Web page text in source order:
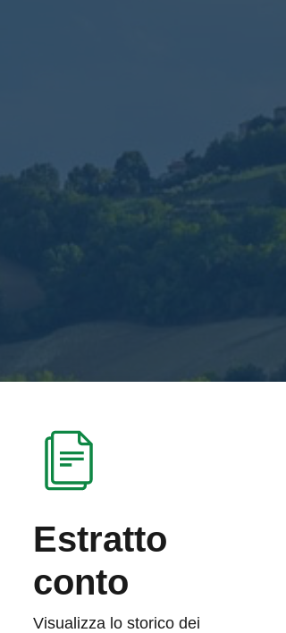
Estratto
conto
Visualizza lo storico dei